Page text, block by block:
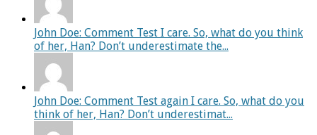
John Doe: Comment Test I care. So, what do you think
of her, Han? Don’t underestimate the...
John Doe: Comment Test again I care. So, what do you
think of her, Han? Don’t underestimat...